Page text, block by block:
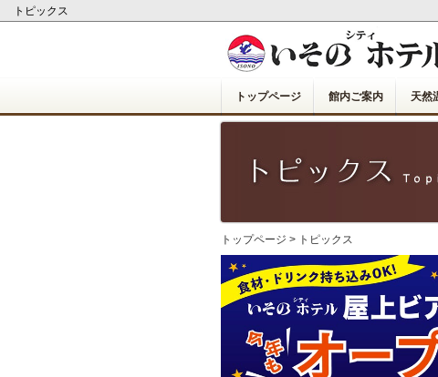
トピックス
トップページ 館内ご案内 天然
トップページ > トピックス